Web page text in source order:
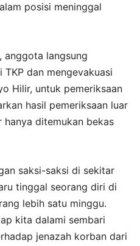
posisi meninggal
anggota langsung
dan mengevakuasi
Hilir, untuk pemeriksaan
hasil pemeriksaan luar
hanya ditemukan bekas
saksi-saksi di sekitar
tinggal seorang diri di
lebih satu minggu.
kita dalami sembari
jenazah korban dari